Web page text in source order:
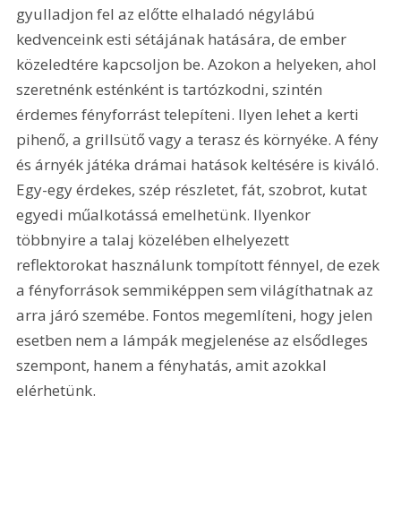
gyulladjon fel az előtte elhaladó négylábú
kedvenceink esti sétájának hatására, de ember
közeledtére kapcsoljon be. Azokon a helyeken, ahol
szeretnénk esténként is tartózkodni, szintén
érdemes fényforrást telepíteni. Ilyen lehet a kerti
pihenő, a grillsütő vagy a terasz és környéke. A fény
és árnyék játéka drámai hatások keltésére is kiváló.
Egy-egy érdekes, szép részletet, fát, szobrot, kutat
egyedi műalkotássá emelhetünk. Ilyenkor
többnyire a talaj közelében elhelyezett
reflektorokat használunk tompított fénnyel, de ezek
a fényforrások semmiképpen sem világíthatnak az
arra járó szemébe. Fontos megemlíteni, hogy jelen
esetben nem a lámpák megjelenése az elsődleges
szempont, hanem a fényhatás, amit azokkal
elérhetünk.